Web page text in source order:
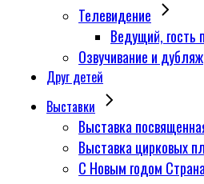
Телевидение
Ведущий, гость
Озвучивание и дубляж
Друг детей
Выставки
Выставка
Выставка цирковых
С Новым годом